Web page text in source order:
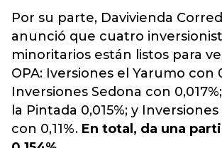
Por su parte, Davivienda
anunció que cuatro
minoritarios están listos para
OPA: Iversiones el Yarumo con
Inversiones Sedona con
la Pintada 0,015%; y
con 0,11%. En total, da una